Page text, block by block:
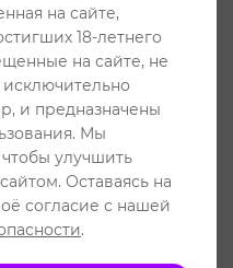
на сайте,
18-летнего
на сайте, не
и предназначены
Мы
улучшить
Оставаясь на
согласие с нашей
.